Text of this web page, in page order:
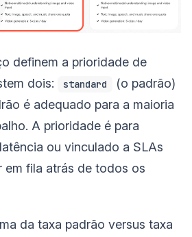
definem a prioridade de
dois:
standard
(o padrão)
é adequado para a maioria
A prioridade é para
ou vinculado a SLAs
em fila atrás de todos os
da taxa padrão versus taxa